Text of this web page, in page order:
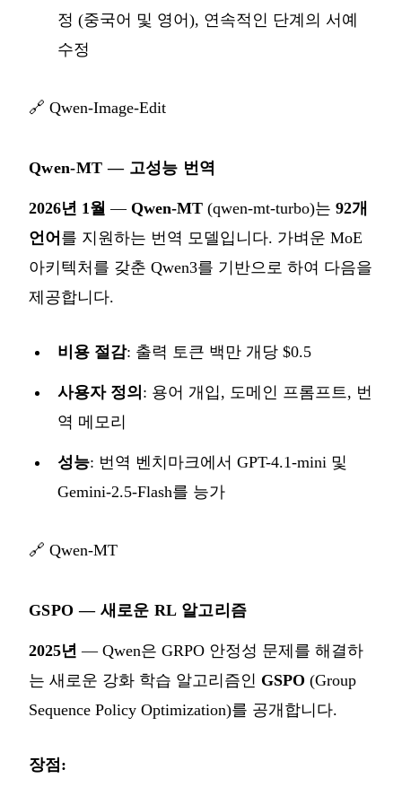
정 (중국어 및 영어), 연속적인 단계의 서예
수정
🔗 Qwen-Image-Edit
Qwen-MT — 고성능 번역
2026년 1월 — Qwen-MT (qwen-mt-turbo)는 92개
언어 를 지원하는 번역 모델입니다. 가벼운 MoE
아키텍처를 갖춘 Qwen3를 기반으로 하여 다음을
제공합니다.
비용 절감: 출력 토큰 백만 개당 $0.5
사용자 정의 : 용어 개입, 도메인 프롬프트, 번
역 메모리
성능: 번역 벤치마크에서 GPT-4.1-mini 및
Gemini-2.5-Flash를 능가
🔗 Qwen-MT
GSPO — 새로운 RL 알고리즘
2025년 — Qwen은 GRPO 안정성 문제를 해결하
는 새로운 강화 학습 알고리즘인 GSPO (Group
Sequence Policy Optimization)를 공개합니다.
장점: